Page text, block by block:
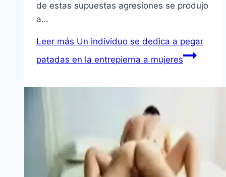
de estas supuestas agresiones se produjo
a…
Leer más Un individuo se dedica a pegar
patadas en la entrepierna a mujeres